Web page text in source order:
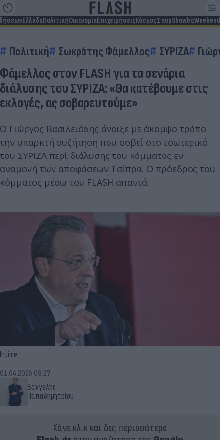
ΕλλάδαΠολιτικήΟικονομίαΕπιχειρήσειςΚόσμοςΣπορShowbizWeekend
Πολιτική Σωκράτης Φάμελλος ΣΥΡΙΖΑ
Φάμελλος στον FLASH για τα σενάρια
διάλυσης του ΣΥΡΙΖΑ: «Θα κατέβουμε στις
εκλογές, ας σοβαρευτούμε»
Ο Γιώργος Βασιλειάδης άνοιξε με άκομψο τρόπο
την υπαρκτή συζήτηση που σοβεί στο εσωτερικό
του ΣΥΡΙΖΑ περί διάλυσης του κόμματος εν
αναμονή των αποφάσεων Τσίπρα. Ο πρόεδρος του
κόμματος μέσω του FLASH απαντά.
Intime
Βαγγέλης
Παπαδημητρίου
01.04.2026 09:27
Κάνε κλικ και δες περισσότερο